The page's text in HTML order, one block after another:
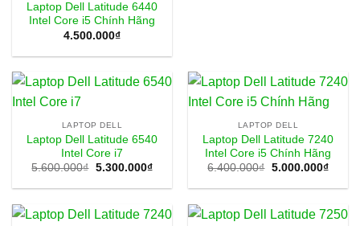
Laptop Dell Latitude 6440
Intel Core i5 Chính Hãng
4.500.000₫
LAPTOP DELL
Laptop Dell Latitude 6540
Intel Core i7
5.600.000₫ Giá
là:
5.300.000₫Giá
tại
5.300.000₫.
LAPTOP DELL
Laptop Dell Latitude 7240
Intel Core i5 Chính Hãng
6.400.000₫ Giá
là:
5.000.000₫Giá
tại